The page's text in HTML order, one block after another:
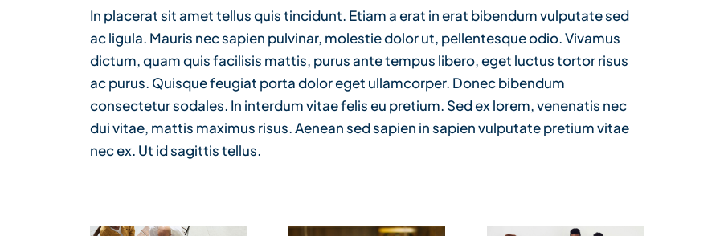
In placerat sit amet tellus quis tincidunt. Etiam a erat in erat bibendum vulputate sed
ac ligula. Mauris nec sapien pulvinar, molestie dolor ut, pellentesque odio. Vivamus
dictum, quam quis facilisis mattis, purus ante tempus libero, eget luctus tortor risus
ac purus. Quisque feugiat porta dolor eget ullamcorper. Donec bibendum
consectetur sodales. In interdum vitae felis eu pretium. Sed ex lorem, venenatis nec
dui vitae, mattis maximus risus. Aenean sed sapien in sapien vulputate pretium vitae
nec ex. Ut id sagittis tellus.